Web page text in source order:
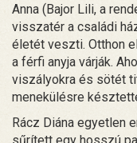
Anna (Bajor Lili, a
visszatér a családi
életét veszti. Otthon
a férfi anyja várják.
viszályokra és sötét
menekülésre
Rácz Diána egyetlen